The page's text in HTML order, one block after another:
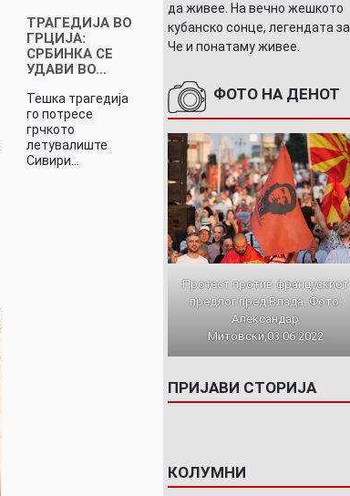
ТРАГЕДИЈА ВО
ГРЦИЈА:
СРБИНКА СЕ
УДАВИ ВО…
Тешка трагедија
го потресе
грчкото
летувалиште
Сивири…
да живее. На вечно жешкото
кубанско сонце, легендата за
Че и понатаму живее.
ФОТО НА ДЕНОТ
Протест против францускиот
предлог пред Влада. Фото:
Александар
Митовски,03.06.2022
ПРИЈАВИ СТОРИЈА
КОЛУМНИ